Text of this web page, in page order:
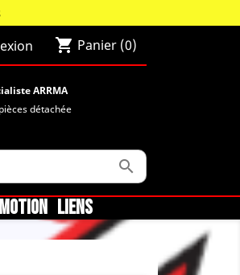
shopping_cart Panier (0)
ARRMA
détachée

LIENS